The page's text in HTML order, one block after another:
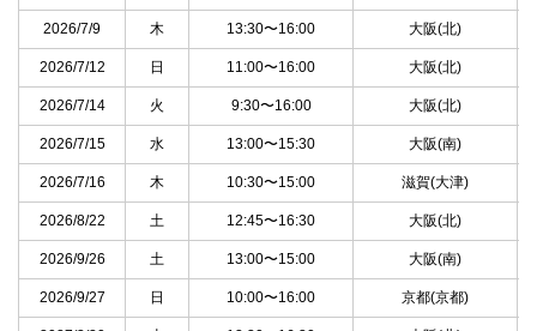
2026/7/9 木 13:30〜16:00 大阪(北)
2026/7/12 日 11:00〜16:00 大阪(北)
2026/7/14 火 9:30〜16:00 大阪(北)
2026/7/15 水 13:00〜15:30 大阪(南)
2026/7/16 木 10:30〜15:00 滋賀(大津)
2026/8/22 土 12:45〜16:30 大阪(北)
2026/9/26 土 13:00〜15:00 大阪(南)
2026/9/27 日 10:00〜16:00 京都(京都)